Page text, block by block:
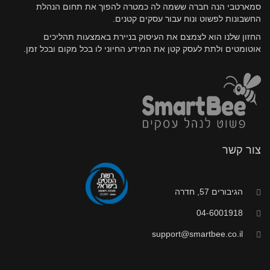
סמארטבי הנה חברה ששמה לה כמטרה להפוך את תחום הנהלת
החשבונות לפשוט ונוח עבור עסקים קטנים.
החזון שלנו הוא לצמצם את העיסוק בניירת באמצעות תהליכים
אוטומטים ולתת לעסק קטן את המידע החיוני לו בכל מקום ובכל זמן.
צור קשר
הגיבורים 57, חדרה
04-6001918
support@smartbee.co.il